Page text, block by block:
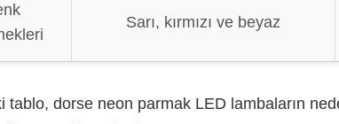
Sarı, kırmızı ve beyaz
tablo, dorse neon parmak LED lambaların